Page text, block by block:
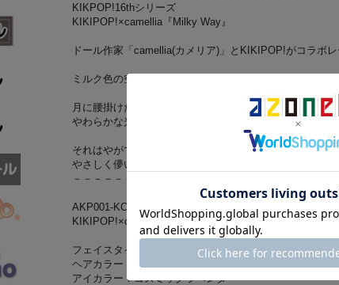
KIKPOP!16thシリーズ
KIKIPOP!×camellia『Milky Way』
ドール作家「camellia(カメリア)」とKIKIPOP!がコラボ
ミルク色の空にたゆたう、小さな星の工房
月に腰掛けた妖精が、
やわらかな光を紡ぎ、そっと星を生み出していく
それはやがて夜空に瞬く、
やさしく儚い光の物語
－－－－－－－－－－－－－－－－－－－－－－
AKP001-KCM
KIKIPOP!×camellia Milky Way
フェイスタイプ：ムニュクチ
ヘアカラー：ダスティピンクMIX
アイカラー：コズミックラベンダー